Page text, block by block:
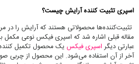
اسپری تثبیت کننده آرایش چیست؟
تثبیت‌کننده‌ها محصولاتی هستند که آرایش را در
مقاله قبلی اشاره شد که اسپری فیکس نوعی مکمل
عبارتی دیگر اسپری فیکس یک محصول تکمیل
آخر از آن استفاده می‌شود. این محصول از چربی